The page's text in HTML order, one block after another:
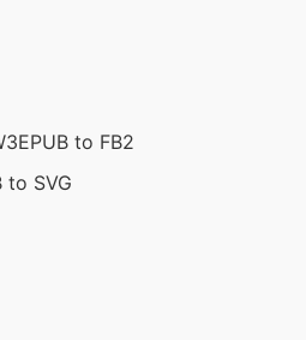
EPUB to FB2
to SVG